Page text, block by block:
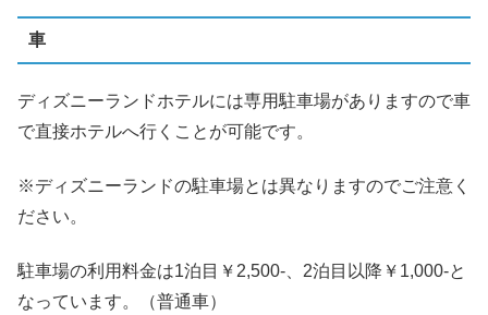
車
ディズニーランドホテルには専用駐車場がありますので車
で直接ホテルへ行くことが可能です。
※ディズニーランドの駐車場とは異なりますのでご注意く
ださい。
駐車場の利用料金は1泊目￥2,500-、2泊目以降￥1,000-と
なっています。（普通車）